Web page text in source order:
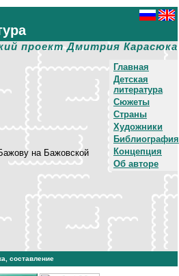
проект Дмитрия Карасюка
Главная
Детская
литература
Сюжеты
Страны
Художники
Библиография
Концепция
Об авторе
на Бажовской
составление